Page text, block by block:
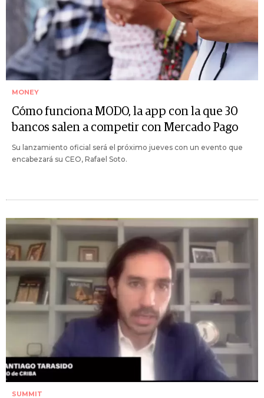
MONEY
Cómo funciona MODO, la app con la que 30
bancos salen a competir con Mercado Pago
Su lanzamiento oficial será el próximo jueves con un evento que
encabezará su CEO, Rafael Soto.
SUMMIT